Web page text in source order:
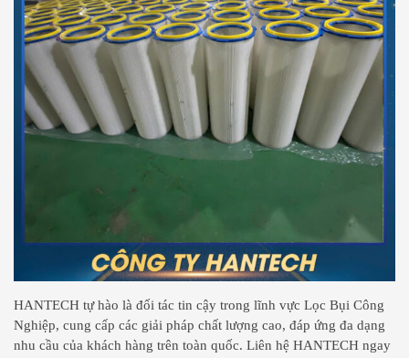
HANTECH tự hào là đối tác tin cậy trong lĩnh vực Lọc Bụi Công
Nghiệp, cung cấp các giải pháp chất lượng cao, đáp ứng đa dạng
nhu cầu của khách hàng trên toàn quốc. Liên hệ HANTECH ngay